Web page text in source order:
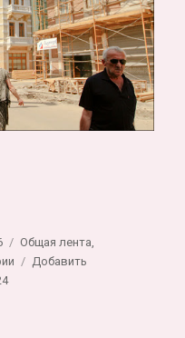
Дом
Рубрики
Общая лента
Добавить